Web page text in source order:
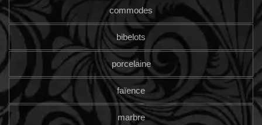
commodes
bibelots
porcelaine
faïence
marbre